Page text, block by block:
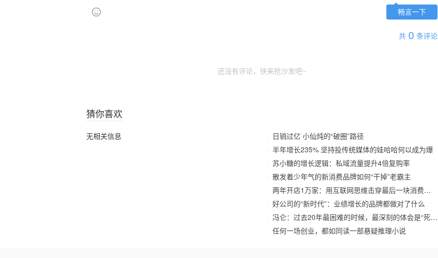
畅言一下
共 0 条评论
还没有评论，快来抢沙发吧~
猜你喜欢
无相关信息
日销过亿 小仙炖的“破圈”路径
半年增长235% 坚持投传统媒体的娃哈哈何以成为爆
苏小糖的增长逻辑：私域流量提升4倍复购率
散发着少年气的新消费品牌如何“干掉”老霸主
两年开店1万家：用互联网思维击穿最后一块消费阵地
好公司的“新时代”：业绩增长的品牌都做对了什么
冯仑：过去20年最困难的时候，最深刻的体会是“死扛”
任何一场创业，都如同读一部悬疑推理小说